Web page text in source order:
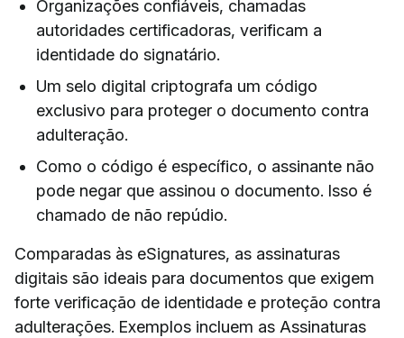
Organizações confiáveis, chamadas
autoridades certificadoras, verificam a
identidade do signatário.
Um selo digital criptografa um código
exclusivo para proteger o documento contra
adulteração.
Como o código é específico, o assinante não
pode negar que assinou o documento. Isso é
chamado de não repúdio.
Comparadas às eSignatures, as assinaturas
digitais são ideais para documentos que exigem
forte verificação de identidade e proteção contra
adulterações. Exemplos incluem as Assinaturas